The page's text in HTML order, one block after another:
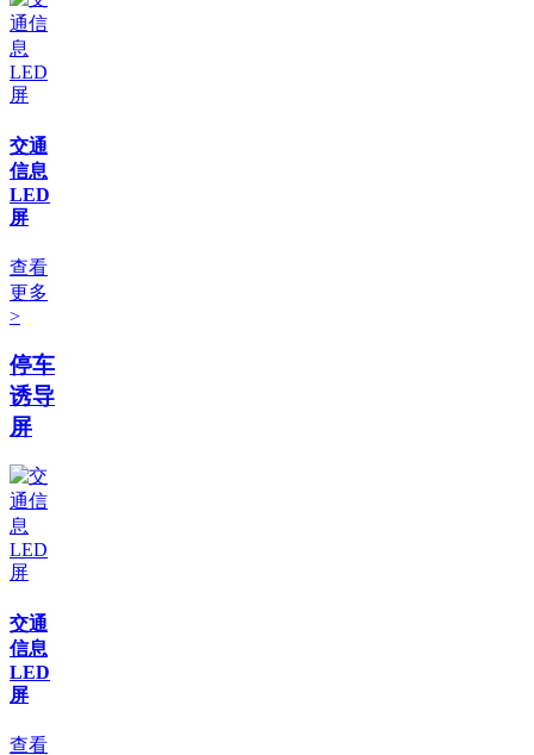
交通
信息
LED
屏
查看
更多
>
停车
诱导
屏
交通
信息
LED
屏
查看